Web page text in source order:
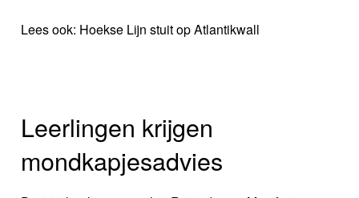
Lees ook: Hoekse Lijn stuit op Atlantikwall
Leerlingen krijgen
mondkapjesadvies